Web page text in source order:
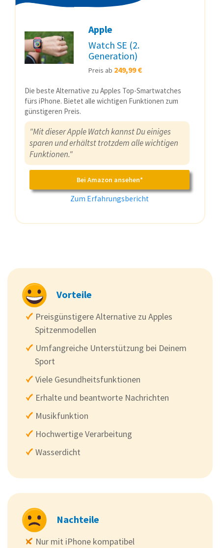
Apple
Watch SE (2.
Generation)
Preis ab 249,99 €
Die beste Alternative zu Apples Top-Smartwatches
fürs iPhone. Bietet alle wichtigen Funktionen zum
günstigeren Preis.
"Mit dieser Apple Watch kannst Du einiges
sparen und erhältst trotzdem alle wichtigen
Funktionen."
Bei Amazon ansehen*
Zum Erfahrungsbericht
Vorteile
Preisgünstigere Alternative zu Apples
Spitzenmodellen
Umfangreiche Unterstützung bei Deinem
Sport
Viele Gesundheitsfunktionen
Erhalte und beantworte Nachrichten
Musikfunktion
Hochwertige Verarbeitung
Wasserdicht
Nachteile
Nur mit iPhone kompatibel